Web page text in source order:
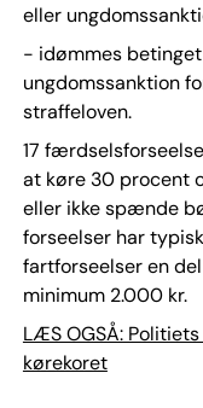
eller
- idømmes
ungdomssanktion
straffeloven.
17
at køre 30 procent
eller ikke spænde
forseelser har
fartforseelser en
minimum 2.000 kr.
LÆS OGSÅ:
kørekoret